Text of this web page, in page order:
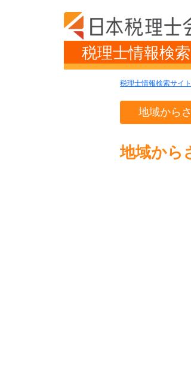
税理士情報検
税理士情報検索サイ
地域から
地域から